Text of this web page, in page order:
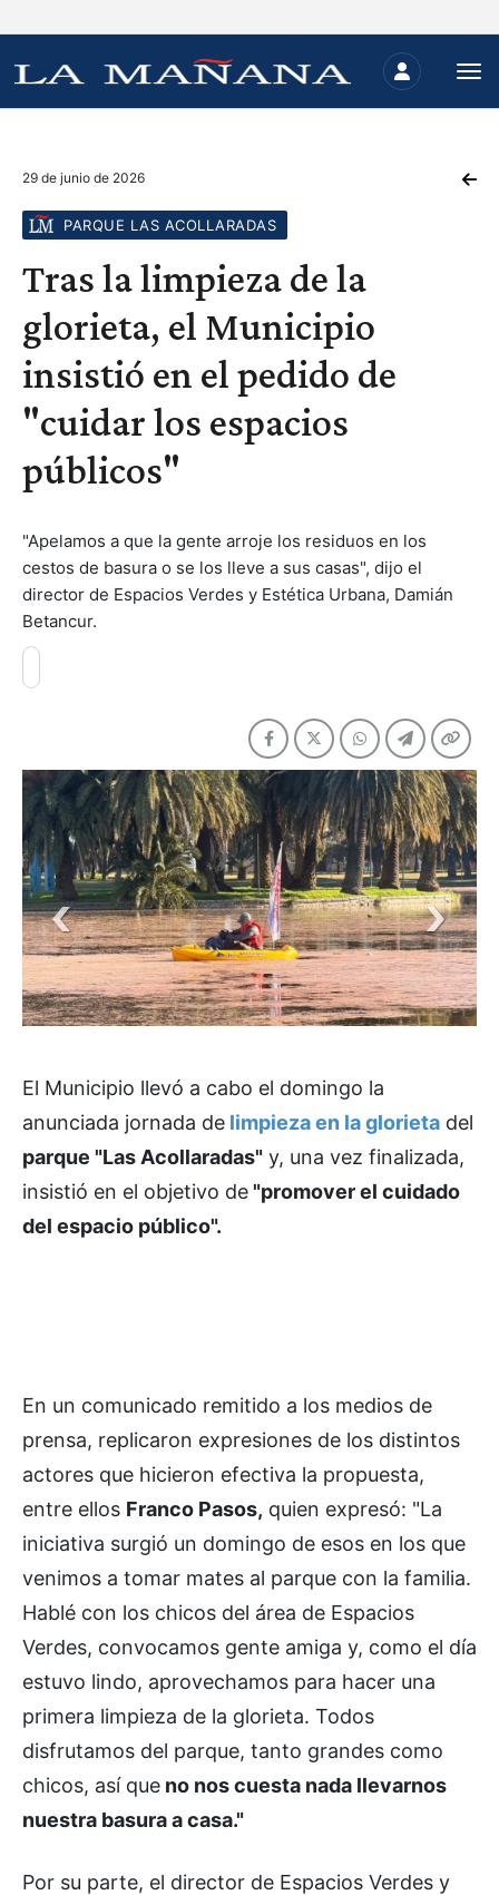
29 de junio de 2026
PARQUE LAS ACOLLARADAS
Tras la limpieza de la
glorieta, el Municipio
insistió en el pedido de
"cuidar los espacios
públicos"
"Apelamos a que la gente arroje los residuos en los
cestos de basura o se los lleve a sus casas", dijo el
director de Espacios Verdes y Estética Urbana, Damián
Betancur.
El Municipio llevó a cabo el domingo la
anunciada jornada de limpieza en la glorieta del
parque "Las Acollaradas" y, una vez finalizada,
insistió en el objetivo de"promover el cuidado
del espacio público".
En un comunicado remitido a los medios de
prensa, replicaron expresiones de los distintos
actores que hicieron efectiva la propuesta,
entre ellos Franco Pasos, quien expresó: "La
iniciativa surgió un domingo de esos en los que
venimos a tomar mates al parque con la familia.
Hablé con los chicos del área de Espacios
Verdes, convocamos gente amiga y, como el día
estuvo lindo, aprovechamos para hacer una
primera limpieza de la glorieta. Todos
disfrutamos del parque, tanto grandes como
chicos, así que no nos cuesta nada llevarnos
nuestra basura a casa."
Por su parte, el director de Espacios Verdes y